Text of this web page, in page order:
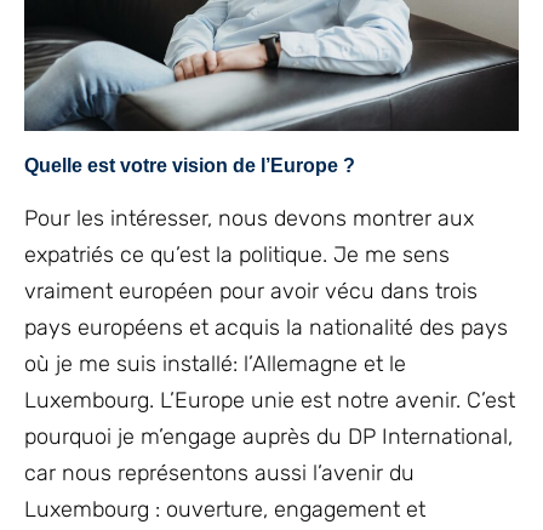
Quelle est votre vision de l’Europe ?
Pour les intéresser, nous devons montrer aux
expatriés ce qu’est la politique. Je me sens
vraiment européen pour avoir vécu dans trois
pays européens et acquis la nationalité des pays
où je me suis installé: l’Allemagne et le
Luxembourg. L’Europe unie est notre avenir. C’est
pourquoi je m’engage auprès du DP International,
car nous représentons aussi l’avenir du
Luxembourg : ouverture, engagement et